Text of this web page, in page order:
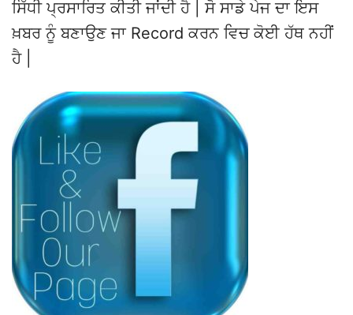
ਸਿੱਧੀ ਪ੍ਰਸਾਰਿਤ ਕੀਤੀ ਜਾਂਦੀ ਹੈ | ਸੋ ਸਾਡੇ ਪੇਜ ਦਾ ਇਸ
ਖ਼ਬਰ ਨੂੰ ਬਣਾਉਣ ਜਾ Record ਕਰਨ ਵਿਚ ਕੋਈ ਹੱਥ ਨਹੀਂ
ਹੈ |